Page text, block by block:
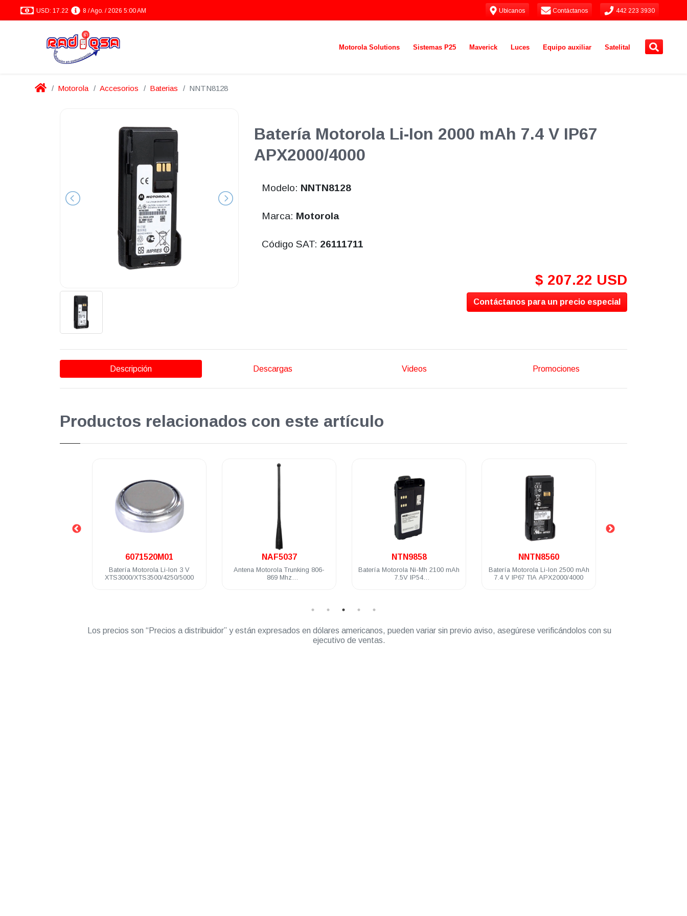
USD: 17.22 8 / Ago. / 2026 5:00 AM Ubícanos Contáctanos 442 223 3930
Motorola Solutions Sistemas P25 Maverick Luces Equipo auxiliar Satelital
Motorola Accesorios Baterias NNTN8128
Batería Motorola Li-Ion 2000 mAh 7.4 V IP67
APX2000/4000
Modelo: NNTN8128
Marca: Motorola
Código SAT: 26111711
$ 207.22 USD
Contáctanos para un precio especial
Descripción Descargas Videos Promociones
Productos relacionados con este artículo
6071520M01
Batería Motorola Li-Ion 3 V
XTS3000/XTS3500/4250/5000
NAF5037
Antena Motorola Trunking 806-
869 Mhz
.
NTN9858
Batería Motorola Ni-Mh 2100 mAh
7.5V IP54
.
NNTN8560
Batería Motorola Li-Ion 2500 mAh
7.4 V IP67 TIA APX2000/4000
Los precios son “Precios a distribuidor” y están expresados en dólares americanos, pueden variar sin previo aviso, asegúrese verificándolos con su
ejecutivo de ventas.